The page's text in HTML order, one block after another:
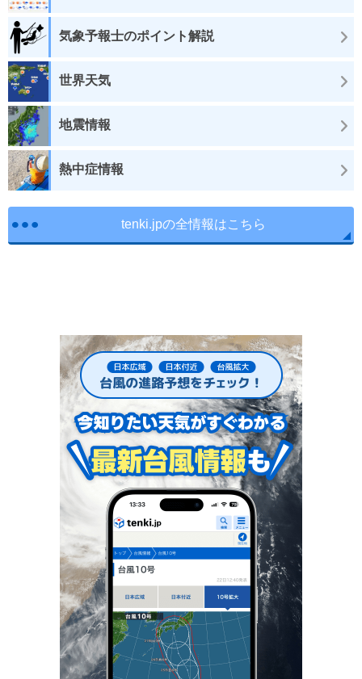
気象予報士のポイント解説
世界天気
地震情報
熱中症情報
tenki.jpの全情報はこちら